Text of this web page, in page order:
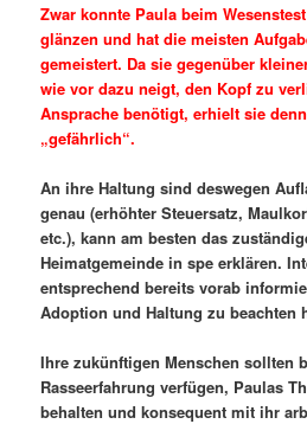
Zwar konnte Paula beim
glänzen und hat die meisten
gemeistert. Da sie gegenüber
wie vor dazu neigt, den Kopf zu
Ansprache benötigt, erhielt sie
„gefährlich“.
An ihre Haltung sind deswegen
genau (erhöhter Steuersatz,
etc.), kann am besten das
Heimatgemeinde in spe erklären.
entsprechend bereits vorab
Adoption und Haltung zu beachten
Ihre zukünftigen Menschen sollten
Rasseerfahrung verfügen, Paulas
behalten und konsequent mit ihr